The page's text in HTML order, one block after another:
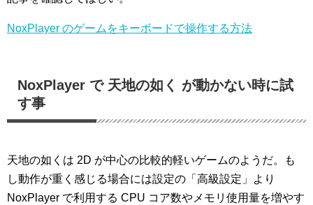
NoxPlayer のゲームをキーボードで操作する方法
NoxPlayer で 天地の如く が動かない時に試
す事
天地の如くは 2D が中心の比較的軽いゲームのようだ。も
し動作が重く感じる場合には設定の「高級設定」より
NoxPlayer で利用する CPU コア数やメモリ使用量を増やす